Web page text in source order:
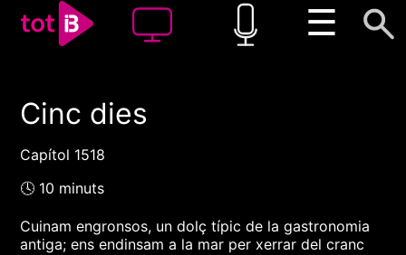
☰
00:00 00:00
Cinc dies
Capítol 1518
🕓 10 minuts
Cuinam engronsos, un dolç típic de la gastronomia
antiga; ens endinsam a la mar per xerrar del cranc